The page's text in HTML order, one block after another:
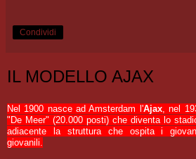
Condividi
IL MODELLO AJAX
Nel 1900 nasce ad Amsterdam l'Ajax, nel
"De Meer" (20.000 posti) che diventa lo
adiacente la struttura che ospita i
giovanili.